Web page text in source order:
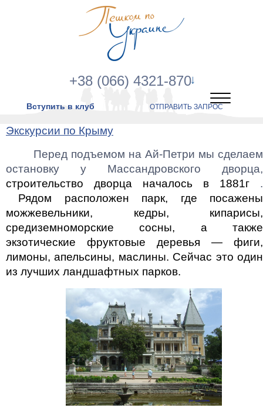
+38 (066) 4321-870
Вступить в клуб ОТПРАВИТЬ ЗАПРОС
Экскурсии по Крыму
Перед подъемом на Ай-Петри мы сделаем
остановку у Массандровского дворца,
строительство дворца началось в
1881г .
Рядом расположен парк, где посажены
можжевельники, кедры, кипарисы,
средиземноморские сосны, а также
экзотические фруктовые деревья — фиги,
лимоны, апельсины, маслины. Сейчас это один
из лучших ландшафтных парков.